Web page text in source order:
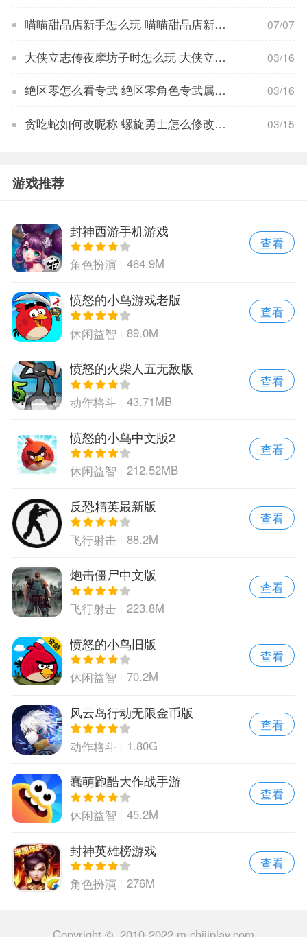
喵喵甜品店新手怎么玩 喵喵甜品店新手玩法教程 07/07
大侠立志传夜摩坊子时怎么玩 大侠立志传夜摩坊子时玩法教程 03/16
绝区零怎么看专武 绝区零角色专武属性分析 03/16
贪吃蛇如何改昵称 螺旋勇士怎么修改昵称 03/15
游戏推荐
封神西游手机游戏
角色扮演 464.9M
查看
愤怒的小鸟游戏老版
休闲益智 89.0M
查看
愤怒的火柴人五无敌版
动作格斗 43.71MB
查看
愤怒的小鸟中文版2
休闲益智 212.52MB
查看
反恐精英最新版
飞行射击 88.2M
查看
炮击僵尸中文版
飞行射击 223.8M
查看
愤怒的小鸟旧版
休闲益智 70.2M
查看
风云岛行动无限金币版
动作格斗 1.80G
查看
蠢萌跑酷大作战手游
休闲益智 45.2M
查看
封神英雄榜游戏
角色扮演 276M
查看